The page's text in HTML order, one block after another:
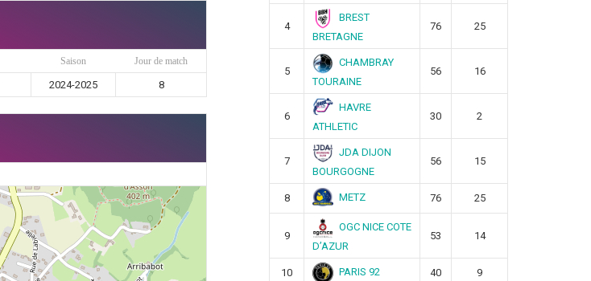
Saison Jour de match
2024-2025 8
4
BREST
BRETAGNE
76 25
5
CHAMBRAY
TOURAINE
56 16
6
HAVRE
ATHLETIC
30 2
7
JDA DIJON
BOURGOGNE
56 15
8 METZ 76 25
9
OGC NICE COTE
D’AZUR
53 14
10 PARIS 92 40 9